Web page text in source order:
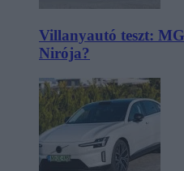
Villanyautó teszt:
Nirója?